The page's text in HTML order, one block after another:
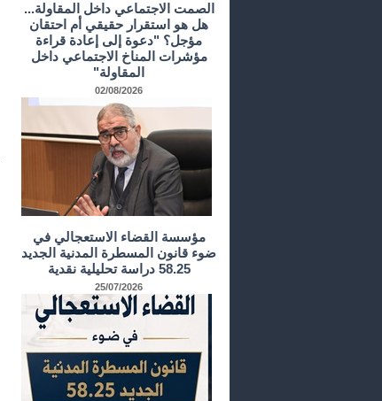
الصمت الاجتماعي داخل المقاولة...
هل هو استقرار حقيقي أم احتقان
مؤجل؟ "دعوة إلى إعادة قراءة
مؤشرات المناخ الاجتماعي داخل
المقاولة"
02/08/2026
مؤسسة القضاء الاستعجالي في
ضوء قانون المسطرة المدنية الجديد
58.25 دراسة تحليلية نقدية
25/07/2026